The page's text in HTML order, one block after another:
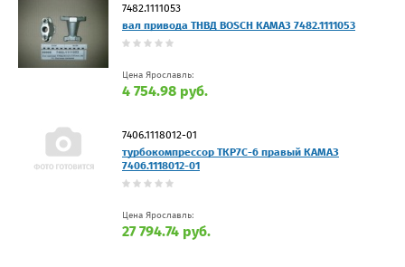
7482.1111053
вал привода ТНВД BOSCH КАМАЗ 7482.1111053
Цена Ярославль:
4 754.98 руб.
7406.1118012-01
турбокомпрессор ТКР7С-6 правый КАМАЗ
7406.1118012-01
Цена Ярославль:
27 794.74 руб.